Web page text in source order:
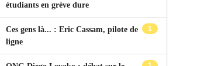
étudiants en grève dure
1
Ces gens là... : Eric Cassam, pilote de
ligne